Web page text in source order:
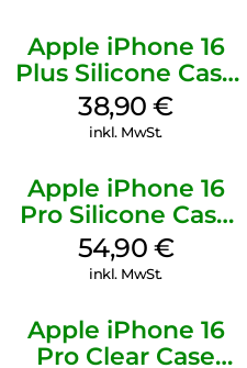
Apple iPhone 16
Plus Silicone Case
MagSafe Denim
38,90€
inkl. MwSt.
Apple iPhone 16
Pro Silicone Case
MagSafe Black
54,90 €
inkl. MwSt.
Apple iPhone 16
Pro Clear Case